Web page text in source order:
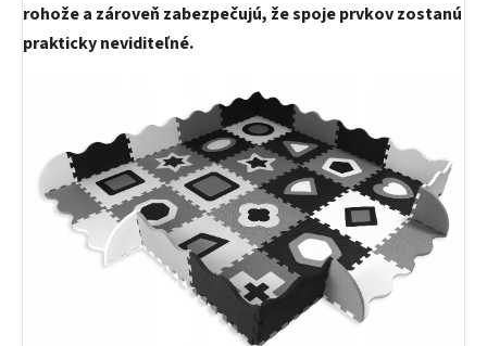
rohože a zároveň zabezpečujú, že spoje prvkov zostanú
prakticky neviditeľné.